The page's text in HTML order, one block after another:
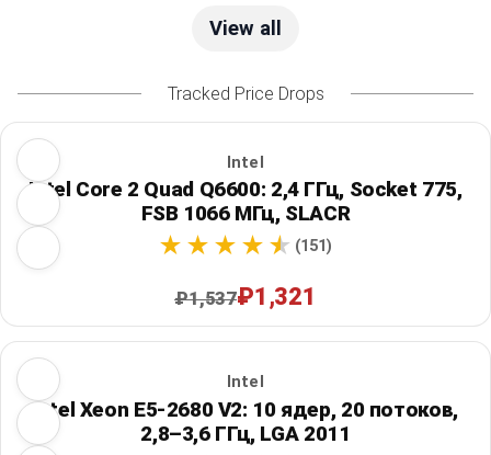
View all
Tracked Price Drops
Intel
Intel Core 2 Quad Q6600: 2,4 ГГц, Socket 775,
FSB 1066 МГц, SLACR
(151)
₽1,537₽1,321
Intel
Intel Xeon E5-2680 V2: 10 ядер, 20 потоков,
2,8–3,6 ГГц, LGA 2011